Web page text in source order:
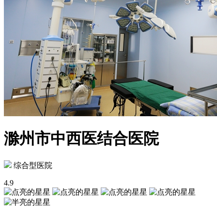
滁州市中西医结合医院
综合型医院
4.9